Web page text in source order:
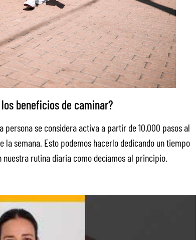
beneficios de caminar?
persona se considera activa a partir de 10.000 pasos al
la semana. Esto podemos hacerlo dedicando un tiempo
rutina diaria como decíamos al principio.